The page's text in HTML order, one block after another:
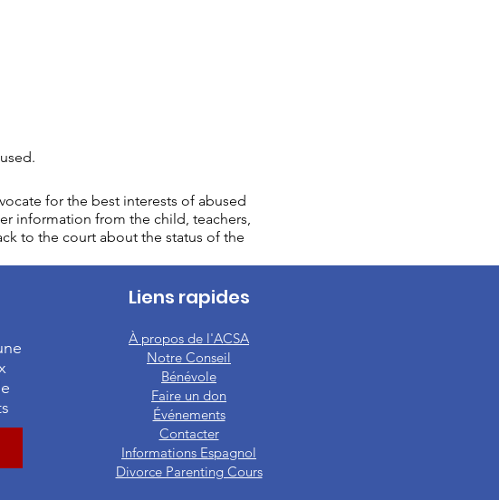
for the best interests of abused
information from the child, teachers,
to the court about the status of the
Liens rapides
À propos de l'ACSA
Notre Conseil
Bénévole
Faire un don
Événements
Contacter
Informations Espagnol
Divorce Parenting Cours